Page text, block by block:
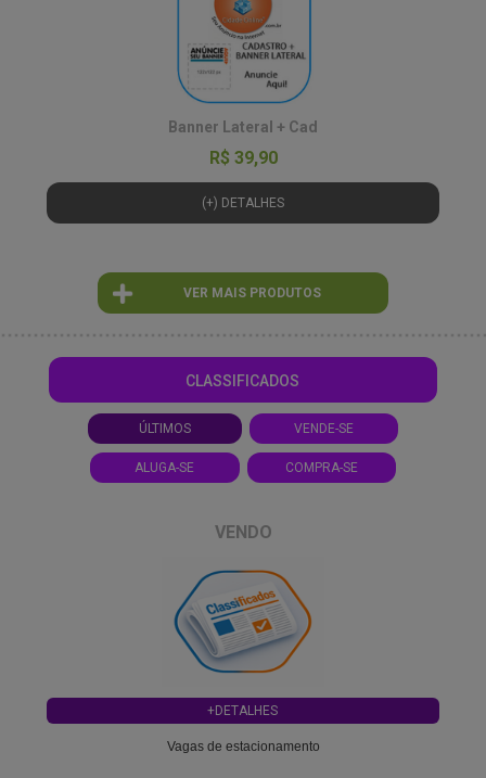
Banner Lateral + Cad
R$ 39,90
(+) DETALHES
VER MAIS PRODUTOS
CLASSIFICADOS
ÚLTIMOS VENDE-SE
ALUGA-SE COMPRA-SE
VENDO
+DETALHES
Vagas de estacionamento